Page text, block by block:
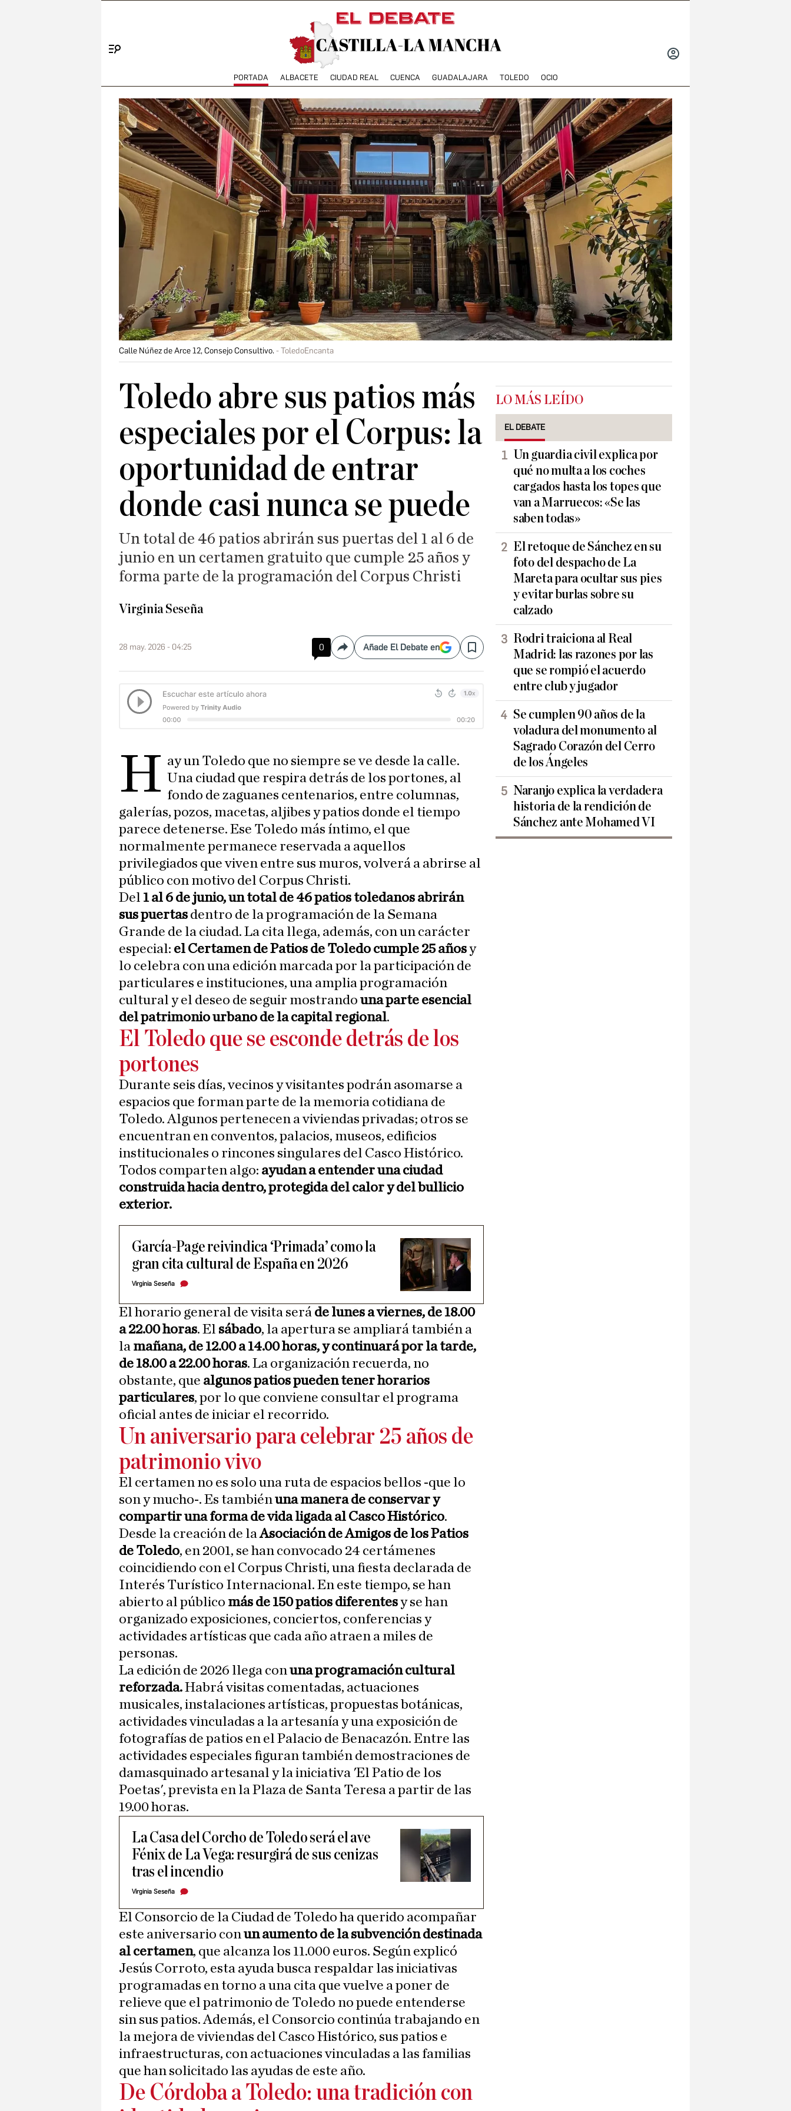
PORTADA ALBACETE CIUDAD REAL CUENCA GUADALAJARA TOLEDO OCIO
Calle Núñez de Arce 12, Consejo Consultivo. ToledoEncanta
Toledo abre sus patios más
especiales por el Corpus: la
oportunidad de entrar
donde casi nunca se puede
Un total de 46 patios abrirán sus puertas del 1 al 6 de
junio en un certamen gratuito que cumple 25 años y
forma parte de la programación del Corpus Christi
Virginia Seseña
28 may. 2026 - 04:25 0 CompartirAñade El Debate en Save
H ay un Toledo que no siempre se ve desde la calle.
Una ciudad que respira detrás de los portones, al
fondo de zaguanes centenarios, entre columnas,
galerías, pozos, macetas, aljibes y patios donde el tiempo
parece detenerse. Ese Toledo más íntimo, el que
normalmente permanece reservada a aquellos
privilegiados que viven entre sus muros, volverá a abrirse al
público con motivo del Corpus Christi.
Del 1 al 6 de junio, un total de 46 patios toledanos abrirán
sus puertas dentro de la programación de la Semana
Grande de la ciudad. La cita llega, además, con un carácter
especial: el Certamen de Patios de Toledo cumple 25 añosy
lo celebra con una edición marcada por la participación de
particulares e instituciones, una amplia programación
cultural y el deseo de seguir mostrando una parte esencial
del patrimonio urbano de la capital regional.
El Toledo que se esconde detrás de los
portones
Durante seis días, vecinos y visitantes podrán asomarse a
espacios que forman parte de la memoria cotidiana de
Toledo. Algunos pertenecen a viviendas privadas; otros se
encuentran en conventos, palacios, museos, edificios
institucionales o rincones singulares del Casco Histórico.
Todos comparten algo: ayudan a entender una ciudad
construida hacia dentro, protegida del calor y del bullicio
exterior.
García-Page reivindica ‘Primada’ como la
gran cita cultural de España en 2026
Virginia Seseña
El horario general de visita será de lunes a viernes, de 18.00
a 22.00 horas. El sábado, la apertura se ampliará también a
la mañana, de 12.00 a 14.00 horas, y continuará por la tarde,
de 18.00 a 22.00 horas. La organización recuerda, no
obstante, que algunos patios pueden tener horarios
particulares, por lo que conviene consultar el programa
oficial antes de iniciar el recorrido.
Un aniversario para celebrar 25 años de
patrimonio vivo
El certamen no es solo una ruta de espacios bellos -que lo
son y mucho-. Es tambiénuna manera de conservar y
compartir una forma de vida ligada al Casco Histórico.
Desde la creación de laAsociación de Amigos de los Patios
de Toledo, en 2001, se han convocado 24 certámenes
coincidiendo con el Corpus Christi, una fiesta declarada de
Interés Turístico Internacional. En este tiempo, se han
abierto al público más de 150 patios diferentesy se han
organizado exposiciones, conciertos, conferencias y
actividades artísticas que cada año atraen a miles de
personas.
La edición de 2026 llega conuna programación cultural
reforzada.Habrá visitas comentadas, actuaciones
musicales, instalaciones artísticas, propuestas botánicas,
actividades vinculadas a la artesanía y una exposición de
fotografías de patios en el Palacio de Benacazón. Entre las
actividades especiales figuran también demostraciones de
damasquinado artesanal y la iniciativa 'El Patio de los
Poetas', prevista en la Plaza de Santa Teresa a partir de las
19.00 horas.
La Casa del Corcho de Toledo será el ave
Fénix de La Vega: resurgirá de sus cenizas
tras el incendio
Virginia Seseña
El Consorcio de la Ciudad de Toledo ha querido acompañar
este aniversario conun aumento de la subvención destinada
al certamen, que alcanza los 11.000 euros. Según explicó
Jesús Corroto, esta ayuda busca respaldar las iniciativas
programadas en torno a una cita que vuelve a poner de
relieve que el patrimonio de Toledo no puede entenderse
sin sus patios. Además, el Consorcio continúa trabajando en
la mejora de viviendas del Casco Histórico, sus patios e
infraestructuras, con actuaciones vinculadas a las familias
que han solicitado las ayudas de este año.
De Córdoba a Toledo: una tradición con
LO MÁS LEÍDO
EL DEBATE
Un guardia civil explica por
qué no multa a los coches
cargados hasta los topes que
van a Marruecos: «Se las
saben todas»
El retoque de Sánchez en su
foto del despacho de La
Mareta para ocultar sus pies
y evitar burlas sobre su
calzado
Rodri traiciona al Real
Madrid: las razones por las
que se rompió el acuerdo
entre club y jugador
Se cumplen 90 años de la
voladura del monumento al
Sagrado Corazón del Cerro
de los Ángeles
Naranjo explica la verdadera
historia de la rendición de
Sánchez ante Mohamed VI